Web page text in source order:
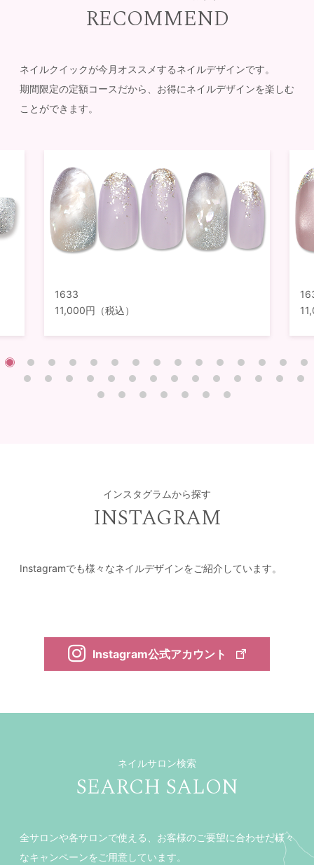
RECOMMEND
ネイルクイックが今月オススメするネイルデザインです。
期間限定の定額コースだから、お得にネイルデザインを楽しむ
ことができます。
1633
11,000円（税込）
インスタグラムから探す
INSTAGRAM
Instagramでも様々なネイルデザインをご紹介しています。
Instagram公式アカウント
ネイルサロン検索
SEARCH SALON
全サロンや各サロンで使える、お客様のご要望に合わせた様々
なキャンペーンをご用意しています。